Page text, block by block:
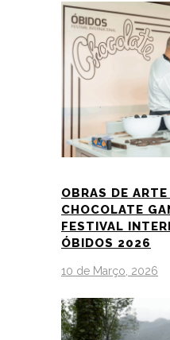
OBRAS DE
CHOCOLATE
FESTIVAL
ÓBIDOS 2026
10 de Março, 2026